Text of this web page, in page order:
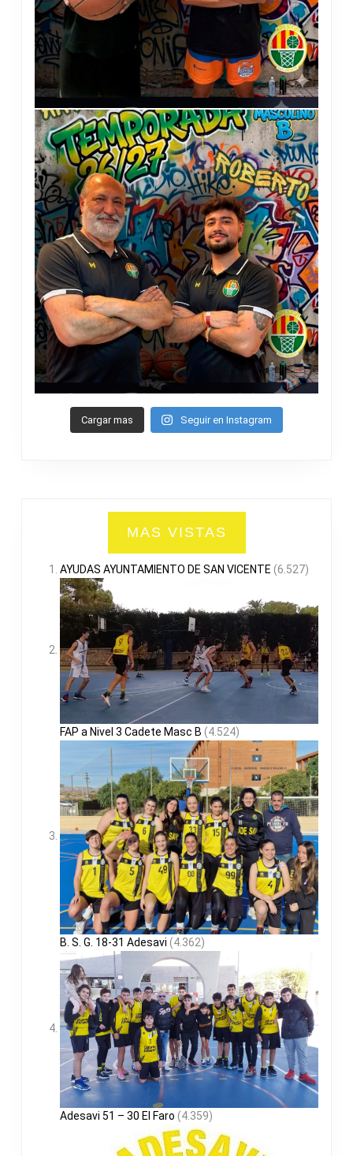
Cargar mas Seguir en Instagram
MAS VISTAS
AYUDAS AYUNTAMIENTO DE SAN VICENTE (6.527)
FAP a Nivel 3 Cadete Masc B (4.524)
B. S. G. 18-31 Adesavi (4.362)
Adesavi 51 – 30 El Faro (4.359)